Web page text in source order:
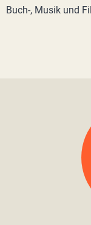
Buch-, Musik und